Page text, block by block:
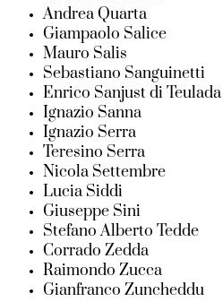
Andrea Quarta
Giampaolo Salice
Mauro Salis
Sebastiano Sanguinetti
Enrico Sanjust di Teulada
Ignazio Sanna
Ignazio Serra
Teresino Serra
Nicola Settembre
Lucia Siddi
Giuseppe Sini
Stefano Alberto Tedde
Corrado Zedda
Raimondo Zucca
Gianfranco Zuncheddu